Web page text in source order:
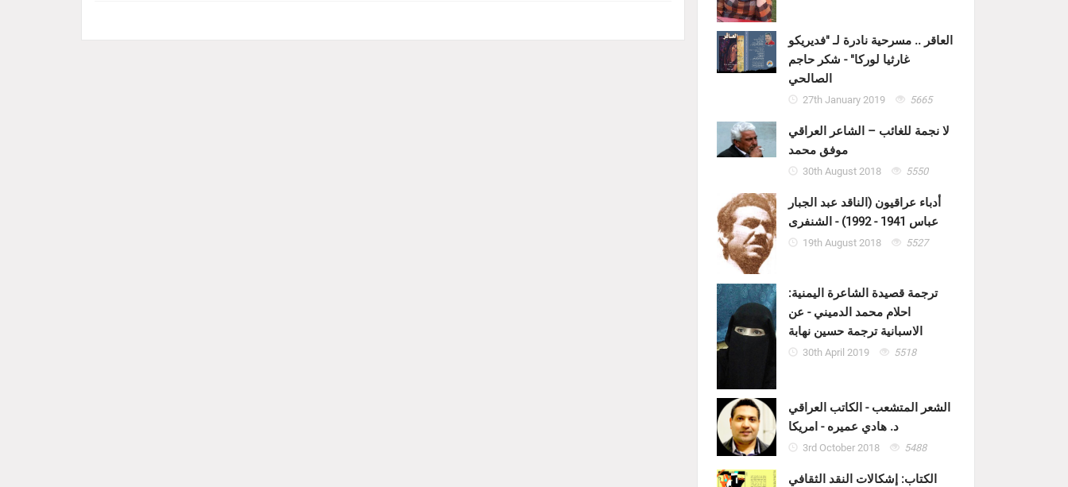
العاقر .. مسرحية نادرة لـ "فديريكو
غارثيا لوركا" - شكر حاجم
الصالحي
27th January 2019 5665
لا نجمة للغائب – الشاعر العراقي
موفق محمد
30th August 2018 5550
أدباء عراقيون (الناقد عبد الجبار
عباس 1941 - 1992) - الشنفرى
19th August 2018 5527
ترجمة قصيدة الشاعرة اليمنية:
احلام محمد الدميني - عن
الاسبانية ترجمة حسين نهابة
30th April 2019 5518
الشعر المتشعب - الكاتب العراقي
د. هادي عميره - امريكا
3rd October 2018 5488
الكتاب: إشكالات النقد الثقافي